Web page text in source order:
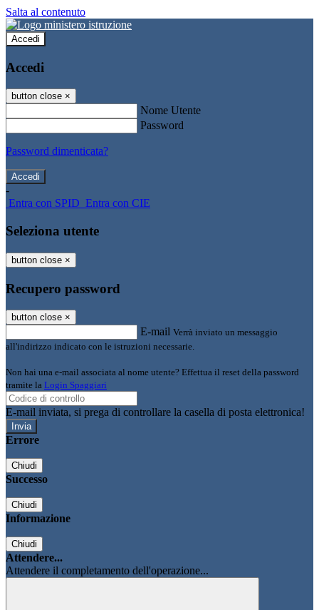
Salta al contenuto
Accedi
Accedi
button close ×
Nome Utente
Password
Password dimenticata?
-
Entra con SPID Entra con CIE
Seleziona utente
button close ×
Recupero password
button close ×
E-mail Verrà inviato un messaggio
all'indirizzo indicato con le istruzioni necessarie.
Non hai una e-mail associata al nome utente? Effettua il reset della password
tramite la Login Spaggiari
E-mail inviata, si prega di controllare la casella di posta elettronica!
Errore
Chiudi
Successo
Chiudi
Informazione
Chiudi
Attendere...
Attendere il completamento dell'operazione...